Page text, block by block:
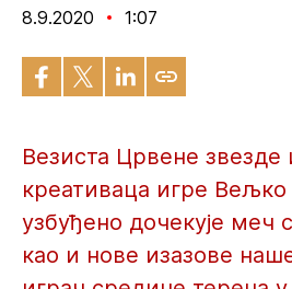
8.9.2020 1:07
Везиста Црвене звезде
креативаца игре
узбуђено дочекује меч
као и нове изазове